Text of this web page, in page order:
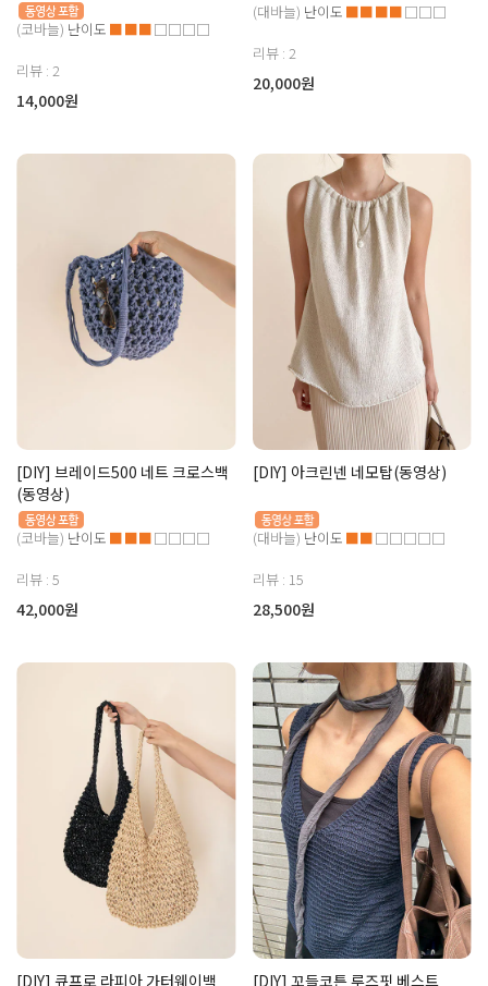
(코바늘) 난이도 ■■■□□□□
리뷰 : 2
14,000원
(대바늘) 난이도 ■■■■□□□
리뷰 : 2
20,000원
[DIY] 브레이드500 네트 크로스백
(동영상)
(코바늘) 난이도 ■■■□□□□
리뷰 : 5
42,000원
[DIY] 아크린넨 네모탑(동영상)
(대바늘) 난이도 ■■□□□□□
리뷰 : 15
28,500원
[DIY] 큐프로 라피아 가터웨이백 [DIY] 꼬들코튼 루즈핏 베스트